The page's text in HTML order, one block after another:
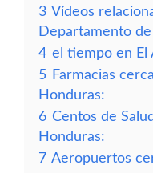
3 Vídeos
Departamento de
4 el tiempo en El
5 Farmacias
Honduras:
6 Centos de
Honduras:
7 Aeropuertos